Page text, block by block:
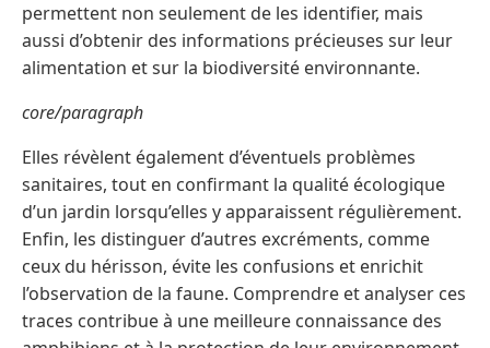
permettent non seulement de les identifier, mais
aussi d’obtenir des informations précieuses sur leur
alimentation et sur la biodiversité environnante.
core/paragraph
Elles révèlent également d’éventuels problèmes
sanitaires, tout en confirmant la qualité écologique
d’un jardin lorsqu’elles y apparaissent régulièrement.
Enfin, les distinguer d’autres excréments, comme
ceux du hérisson, évite les confusions et enrichit
l’observation de la faune. Comprendre et analyser ces
traces contribue à une meilleure connaissance des